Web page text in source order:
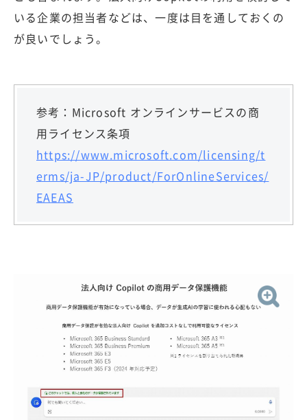
いる企業の担当者などは、一度は目を通しておくの
が良いでしょう。
参考：Microsoft オンラインサービスの商
用ライセンス条項
https://www.microsoft.com/licensing/t
erms/ja-JP/product/ForOnlineServices/
EAEAS